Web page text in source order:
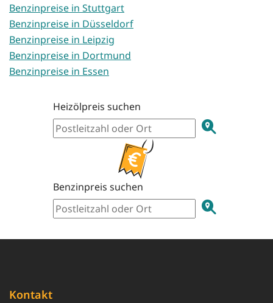
Benzinpreise in Stuttgart
Benzinpreise in Düsseldorf
Benzinpreise in Leipzig
Benzinpreise in Dortmund
Benzinpreise in Essen
Heizölpreis suchen
Benzinpreis suchen
Kontakt